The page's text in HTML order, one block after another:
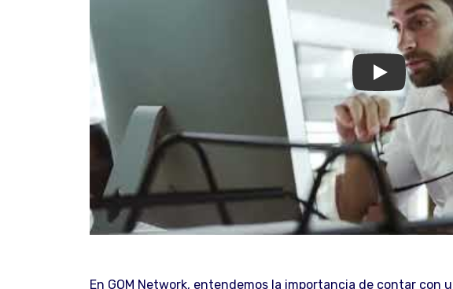
GOM
En GOM Network, entendemos la importancia de contar